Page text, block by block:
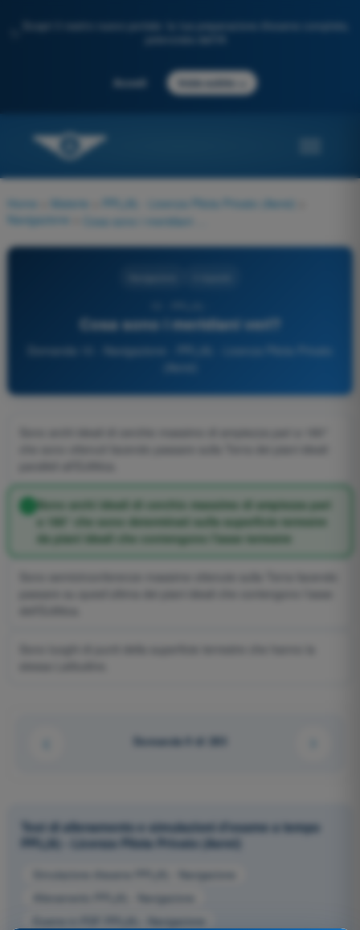
Scopri il nostro nuovo portale: la tua preparazione d'esame completa,
Accedi Inizia subito
Home Materie PPL(A) - Licenza Pilota Privato (Aerei)
Navigazione
Cosa sono i meridiani veri?
Domanda 10 - Navigazione - PPL(A) - Licenza Pilota Privato
Sono archi ideali di cerchio massimo di ampiezza pari
a 180° che sono determinati sulla superficie terrestre
da piani ideali che contengono l'asse terrestre
Domanda 9 di 283
Test di allenamento e simulazioni d'esame a tempo
PPL(A) - Licenza Pilota Privato (Aerei)
Simulazione d'esame PPL(A) - Navigazione
Allenamento PPL(A) - Navigazione
Esame in PDF PPL(A) - Navigazione